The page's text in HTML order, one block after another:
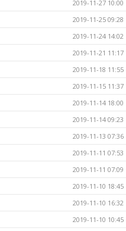
2019-11-27 10:00
2019-11-25 09:28
2019-11-24 14:02
2019-11-21 11:17
2019-11-18 11:55
2019-11-15 11:37
2019-11-14 18:00
2019-11-14 09:23
2019-11-13 07:36
2019-11-11 07:53
2019-11-11 07:09
2019-11-10 18:45
2019-11-10 16:32
2019-11-10 10:45